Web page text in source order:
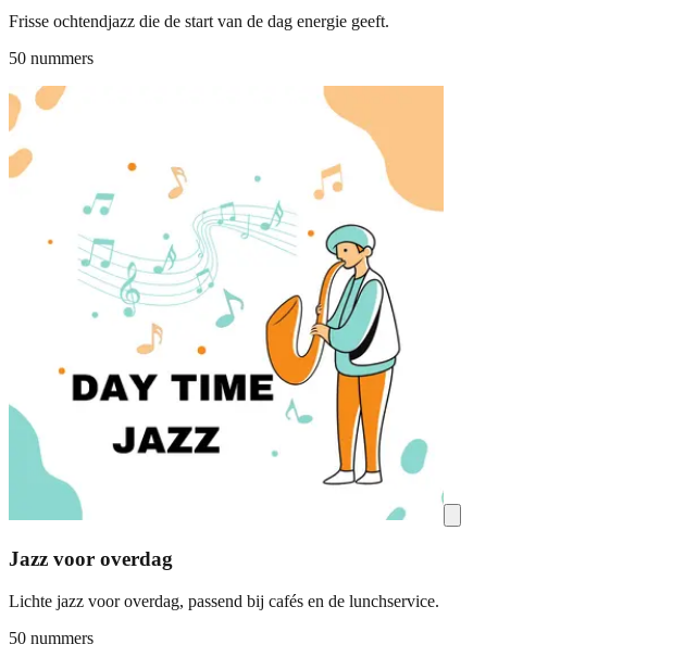
Frisse ochtendjazz die de start van de dag energie geeft.
50 nummers
Jazz voor overdag
Lichte jazz voor overdag, passend bij cafés en de lunchservice.
50 nummers